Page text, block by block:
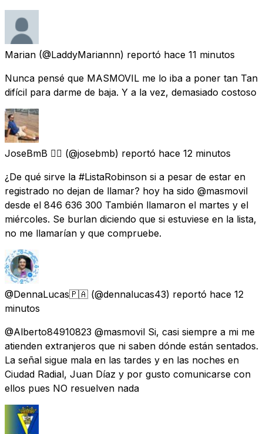
Marian (@LaddyMariannn) reportó hace 11 minutos
Nunca pensé que MASMOVIL me lo iba a poner tan Tan
difícil para darme de baja. Y a la vez, demasiado costoso
JoseBmB 🏳️‍🌈 (@josebmb) reportó hace 12 minutos
¿De qué sirve la #ListaRobinson si a pesar de estar en
registrado no dejan de llamar? hoy ha sido @masmovil
desde el 846 636 300 También llamaron el martes y el
miércoles. Se burlan diciendo que si estuviese en la lista,
no me llamarían y que compruebe.
@DennaLucas🇵🇦 (@dennalucas43) reportó hace 12
minutos
@Alberto84910823 @masmovil Si, casi siempre a mi me
atienden extranjeros que ni saben dónde están sentados.
La señal sigue mala en las tardes y en las noches en
Ciudad Radial, Juan Díaz y por gusto comunicarse con
ellos pues NO resuelven nada